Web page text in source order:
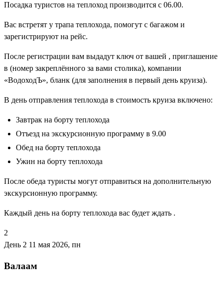
Посадка туристов на теплоход производится с 06.00.
Вас встретят у трапа теплохода, помогут с багажом и
зарегистрируют на рейс.
После регистрации вам выдадут ключ от вашей , приглашение
в (номер закреплённого за вами столика), компании
«ВодоходЪ», бланк (для заполнения в первый день круиза).
В день отправления теплохода в стоимость круиза включено:
Завтрак на борту теплохода
Отъезд на экскурсионную программу в 9.00
Обед на борту теплохода
Ужин на борту теплохода
После обеда туристы могут отправиться на дополнительную
экскурсионную программу.
Каждый день на борту теплохода вас будет ждать .
2
День 2 11 мая 2026, пн
Валаам